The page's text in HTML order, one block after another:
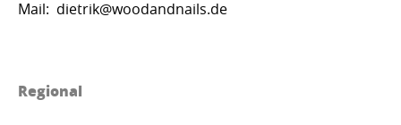
Mail: dietrik@woodandnails.de
Regional